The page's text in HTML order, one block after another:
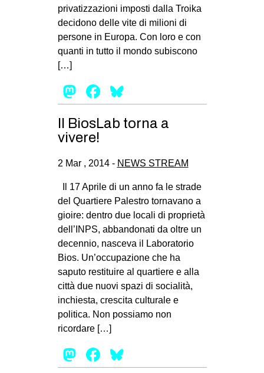
privatizzazioni imposti dalla Troika
decidono delle vite di milioni di
persone in Europa. Con loro e con
quanti in tutto il mondo subiscono
[…]
Mastodon
Facebook
Il BiosLab torna a
vivere!
2 Mar , 2014 - NEWS STREAM
Il 17 Aprile di un anno fa le strade
del Quartiere Palestro tornavano a
gioire: dentro due locali di proprietà
dell’INPS, abbandonati da oltre un
decennio, nasceva il Laboratorio
Bios. Un’occupazione che ha
saputo restituire al quartiere e alla
città due nuovi spazi di socialità,
inchiesta, crescita culturale e
politica. Non possiamo non
ricordare […]
Mastodon
Facebook